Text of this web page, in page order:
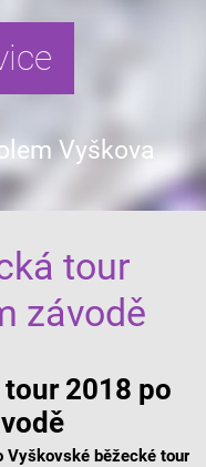
Vyškova
tour
závodě
2018 po
Vyškovské běžecké tour